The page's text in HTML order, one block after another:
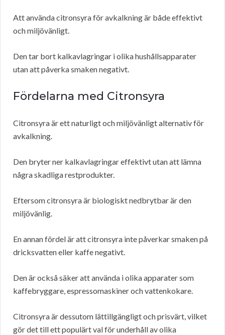
Att använda citronsyra för avkalkning är både effektivt
och miljövänligt.
Den tar bort kalkavlagringar i olika hushållsapparater
utan att påverka smaken negativt.
Fördelarna med Citronsyra
Citronsyra är ett naturligt och miljövänligt alternativ för
avkalkning.
Den bryter ner kalkavlagringar effektivt utan att lämna
några skadliga restprodukter.
Eftersom citronsyra är biologiskt nedbrytbar är den
miljövänlig.
En annan fördel är att citronsyra inte påverkar smaken på
dricksvatten eller kaffe negativt.
Den är också säker att använda i olika apparater som
kaffebryggare, espressomaskiner och vattenkokare.
Citronsyra är dessutom lättillgängligt och prisvärt, vilket
gör det till ett populärt val för underhåll av olika